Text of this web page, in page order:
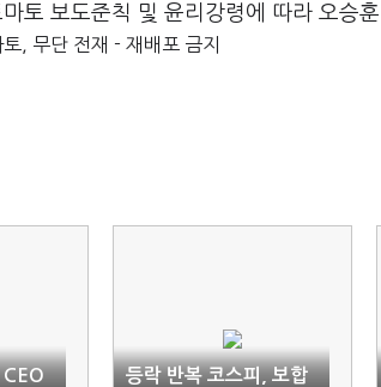
토 보도준칙 및 윤리강령에 따라 오승
, 무단 전재 - 재배포 금지
CEO
등락 반복 코스피, 보합